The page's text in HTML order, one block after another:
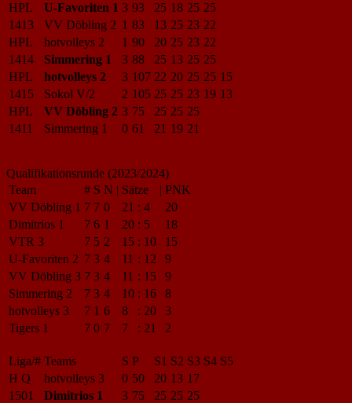
HPL
U-Favoriten 1 3 93 25 18 25 25
1413
VV Döbling 2 1 83 13 25 23 22
HPL
hotvolleys 2 1 90 20 25 23 22
1414
Simmering 1 3 88 25 13 25 25
HPL
hotvolleys 2 3 107 22 20 25 25 15
1415
Sokol V/2 2 105 25 25 23 19 13
HPL
VV Döbling 2 3 75 25 25 25
1411
Simmering 1 0 61 21 19 21
Qualifikationsrunde (2023/2024)
Team
# S N | Sätze | PNK
VV Döbling 1 7 7 0 21 : 4
20
Dimitrios 1
7 6 1 20 : 5
18
VTR 3
7 5 2 15 : 10
15
U-Favoriten 2 7 3 4 11 : 12
9
VV Döbling 3 7 3 4 11 : 15
9
Simmering 2
7 3 4 10 : 16
8
hotvolleys 3
7 1 6 8 : 20
3
Tigers 1
7 0 7 7 : 21 2
Liga/# Teams S P S1 S2 S3 S4 S5
H Q
hotvolleys 3 0 50 20 13 17
1501
Dimitrios 1 3 75 25 25 25